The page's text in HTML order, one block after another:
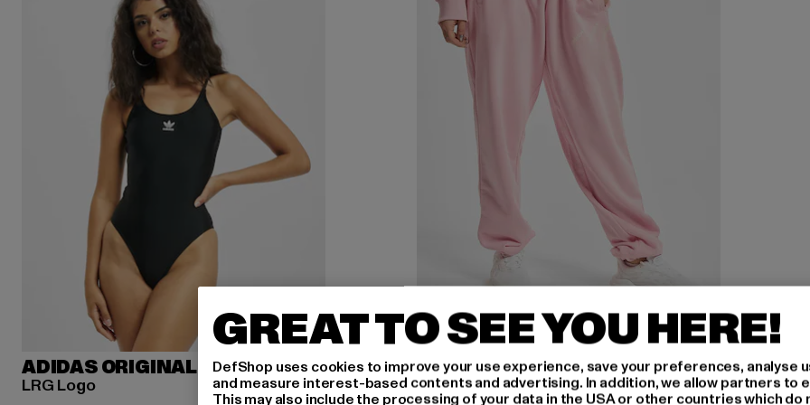
ADIDAS ORIGINALS
LRG Logo
ADIDAS ORIGINALS
Track
abEUR 30,10
Derzeitiger Preis: ab EUR 30,10
EUR 69,99Aktionspreis: EUR 69,99
GREAT TO SEE YOU HERE!
DefShop uses cookies to improve your use experience, save your preferences, analyse
and measure interest-based contents and advertising. In addition, we allow partners to
This may also include the processing of your data in the USA or other countries which do